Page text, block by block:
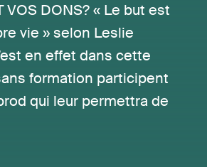
DONS? « Le but est
vie » selon Leslie
en effet dans cette
formation participent
qui leur permettra de